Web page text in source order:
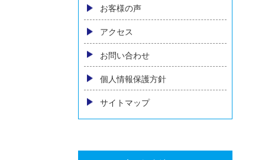
弁護士が解説～
相手方保険会社に弁護士が出て
きた場合の対処
交通事故で死亡した場合の慰謝
料